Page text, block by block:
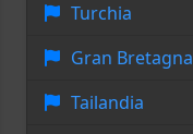
Turchia
Gran Bretagna
Tailandia